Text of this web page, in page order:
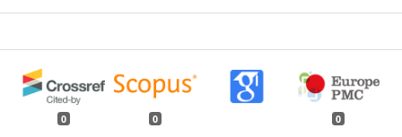
0 0 0